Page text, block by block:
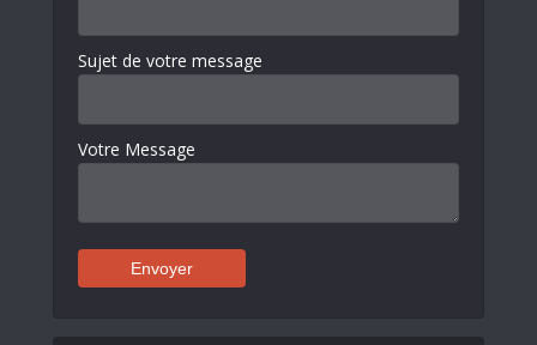
Sujet de votre message
Votre Message